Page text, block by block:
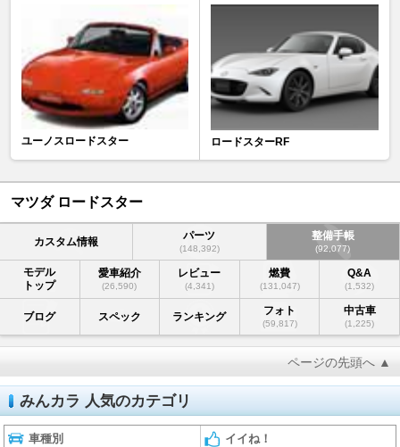
ユーノスロードスター ロードスターRF
マツダ ロードスター
カスタム情報 パーツ
(148,392)
整備手帳
(92,077)
モデル
トップ
愛車紹介
(26,590)
レビュー
(4,341)
燃費
(131,047)
Q&A
(1,532)
ブログ スペック ランキング フォト
(59,817)
中古車
(1,225)
ページの先頭へ ▲
みんカラ 人気のカテゴリ
車種別 イイね！